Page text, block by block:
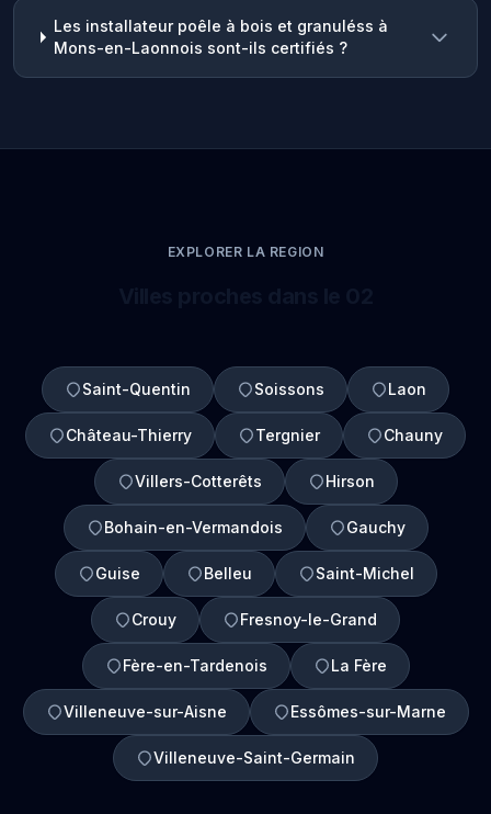
Les installateur poêle à bois et granuléss à
Mons-en-Laonnois sont-ils certifiés ?
EXPLORER LA REGION
Saint-Quentin Soissons Laon
Château-Thierry Tergnier Chauny
Villers-Cotterêts Hirson
Bohain-en-Vermandois Gauchy
Guise Belleu Saint-Michel
Crouy Fresnoy-le-Grand
Fère-en-Tardenois La Fère
Villeneuve-sur-Aisne Essômes-sur-Marne
Villeneuve-Saint-Germain